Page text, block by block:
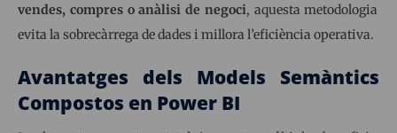
vendes, compres o anàlisi de negoci, aquesta metodologia
evita la sobrecàrrega de dades i millora l’eficiència operativa.
Avantatges dels Models Semàntics
Compostos en Power BI